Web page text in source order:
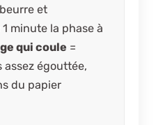
et
minute la phase à
qui coule =
assez égouttée,
du papier